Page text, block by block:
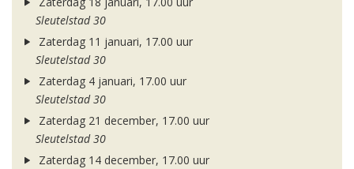
Sleutelstad 30
Zaterdag 11 januari, 17.00 uur
Sleutelstad 30
Zaterdag 4 januari, 17.00 uur
Sleutelstad 30
Zaterdag 21 december, 17.00 uur
Sleutelstad 30
Zaterdag 14 december, 17.00 uur